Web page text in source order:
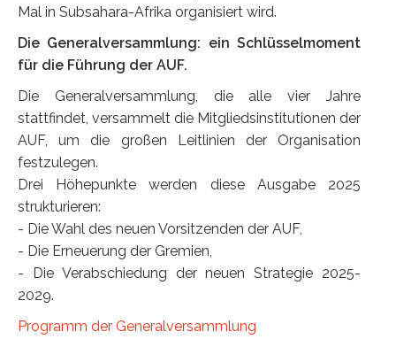
Mal in Subsahara-Afrika organisiert wird.
Die Generalversammlung: ein Schlüsselmoment
für die Führung der AUF.
Die Generalversammlung, die alle vier Jahre
stattfindet, versammelt die Mitgliedsinstitutionen der
AUF, um die großen Leitlinien der Organisation
festzulegen.
Drei Höhepunkte werden diese Ausgabe 2025
strukturieren:
- Die Wahl des neuen Vorsitzenden der AUF,
- Die Erneuerung der Gremien,
- Die Verabschiedung der neuen Strategie 2025-
2029.
Programm der Generalversammlung